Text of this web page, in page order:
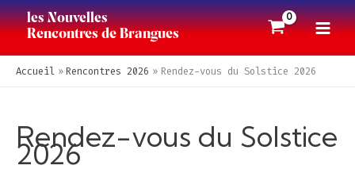
Aller
au
Rencontres de Brangues
Accueil Rencontres 2026 Rendez-vous du Solstice 2026
Rendez-vous du Solstice
2026